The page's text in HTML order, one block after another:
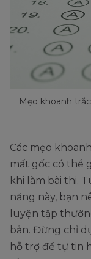
Mẹo khoanh
Các mẹo
mất gốc có thể
khi làm bài thi.
năng này, bạn
luyện tập
bản. Đừng chỉ
hỗ trợ để tự tin